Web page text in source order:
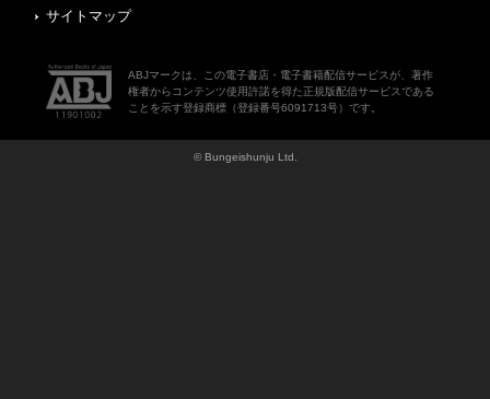
サイトマップ
ABJマークは、この電子書店・電子書籍配信サービスが、著作
権者からコンテンツ使用許諾を得た正規版配信サービスである
ことを示す登録商標（登録番号6091713号）です。
© Bungeishunju Ltd.